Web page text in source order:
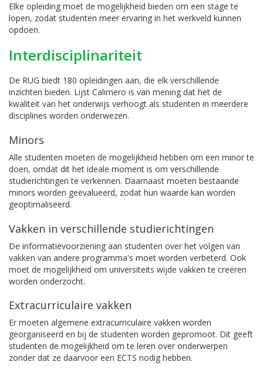
Elke opleiding moet de mogelijkheid bieden om een stage te
lopen, zodat studenten meer ervaring in het werkveld kunnen
opdoen.
Interdisciplinariteit
De RUG biedt 180 opleidingen aan, die elk verschillende
inzichten bieden. Lijst Calimero is van mening dat het de
kwaliteit van het onderwijs verhoogt als studenten in meerdere
disciplines worden onderwezen.
Minors
Alle studenten moeten de mogelijkheid hebben om een minor te
doen, omdat dit het ideale moment is om verschillende
studierichtingen te verkennen. Daarnaast moeten bestaande
minors worden geëvalueerd, zodat hun waarde kan worden
geoptimaliseerd.
Vakken in verschillende studierichtingen
De informatievoorziening aan studenten over het volgen van
vakken van andere programma's moet worden verbeterd. Ook
moet de mogelijkheid om universiteits wijde vakken te creëren
worden onderzocht.
Extracurriculaire vakken
Er moeten algemene extracurriculaire vakken worden
georganiseerd en bij de studenten worden gepromoot. Dit geeft
studenten de mogelijkheid om te leren over onderwerpen
zonder dat ze daarvoor een ECTS nodig hebben.